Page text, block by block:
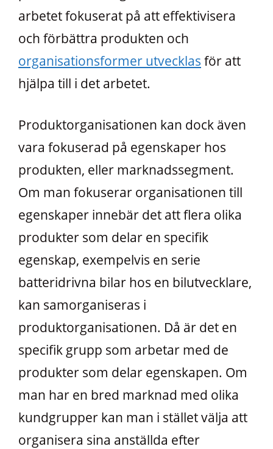
arbetet fokuserat på att effektivisera
och förbättra produkten och
organisationsformer utvecklas för att
hjälpa till i det arbetet.
Produktorganisationen kan dock även
vara fokuserad på egenskaper hos
produkten, eller marknadssegment.
Om man fokuserar organisationen till
egenskaper innebär det att flera olika
produkter som delar en specifik
egenskap, exempelvis en serie
batteridrivna bilar hos en bilutvecklare,
kan samorganiseras i
produktorganisationen. Då är det en
specifik grupp som arbetar med de
produkter som delar egenskapen. Om
man har en bred marknad med olika
kundgrupper kan man i stället välja att
organisera sina anställda efter